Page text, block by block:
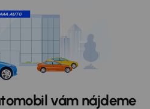
vám nájdeme